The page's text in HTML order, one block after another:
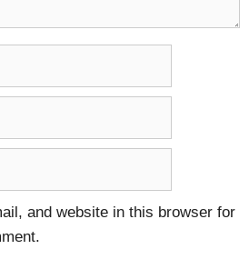
and website in this browser for